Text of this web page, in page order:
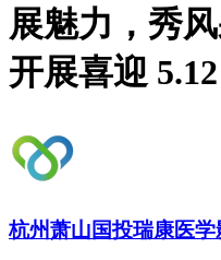
展魅力，秀
开展喜迎
杭州萧山国投瑞康医